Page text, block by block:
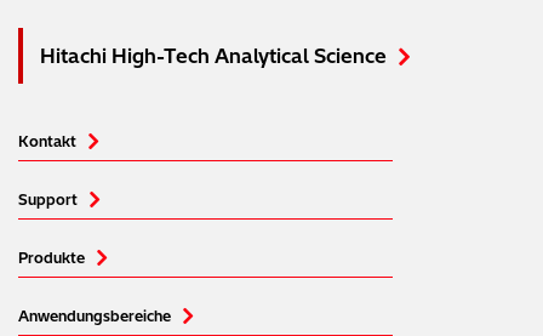
Hitachi High-Tech Analytical Science
Kontakt
Support
Produkte
Anwendungsbereiche